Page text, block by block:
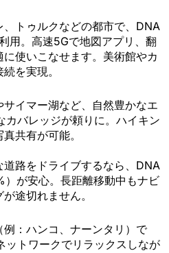
トゥルクなどの都市で、DNA
用。高速5Gで地図アプリ、翻
使いこなせます。美術館やカ
を実現。
サイマー湖など、自然豊かなエ
カバレッジが頼りに。ハイキン
共有が可能。
道路をドライブするなら、DNA
が安心。長距離移動中もナビ
途切れません。
：ハンコ、ナーンタリ）で
ットワークでリラックスしなが